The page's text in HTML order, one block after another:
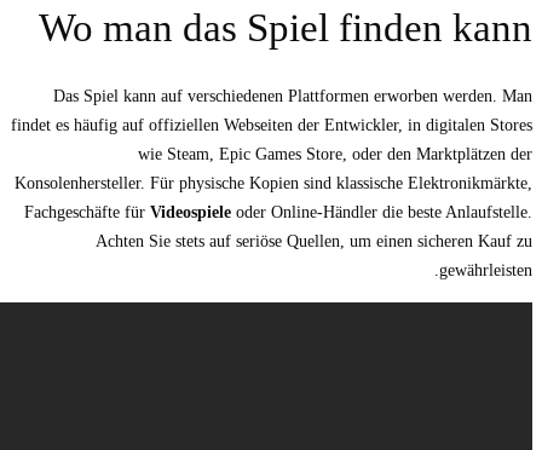
Wo man das
Das Spiel kann auf verschiedenen
findet es häufig auf offiziellen Webseiten der
wie Steam, Epic Games
Konsolenhersteller. Für physische Kopien
Fachgeschäfte fürVideospieleoder Online-
Achten Sie stets auf seriöse